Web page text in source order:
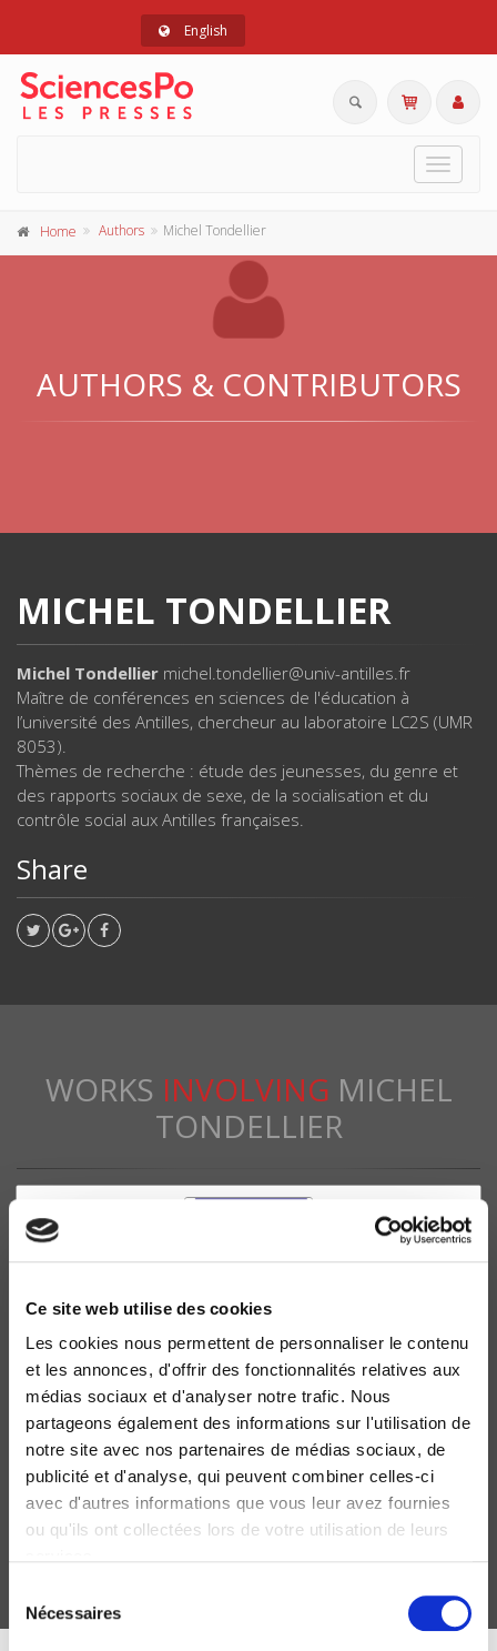
Ce site web utilise des cookies
Les cookies nous permettent de personnaliser le contenu
et les annonces, d'offrir des fonctionnalités relatives aux
médias sociaux et d'analyser notre trafic. Nous
partageons également des informations sur l'utilisation de
notre site avec nos partenaires de médias sociaux, de
publicité et d'analyse, qui peuvent combiner celles-ci
avec d'autres informations que vous leur avez fournies
ou qu'ils ont collectées lors de votre utilisation de leurs
Nécessaires
English
Toggle
Home Authors Michel Tondellier
AUTHORS & CONTRIBUTORS
MICHEL TONDELLIER
Michel Tondellier michel.tondellier@univ-antilles.fr
Maître de conférences en sciences de l'éducation à
l’université des Antilles, chercheur au laboratoire LC2S (UMR
8053).
Thèmes de recherche : étude des jeunesses, du genre et
des rapports sociaux de sexe, de la socialisation et du
contrôle social aux Antilles françaises.
Share
WORKS INVOLVING MICHEL
TONDELLIER
Agora débats-jeunesses 94, 2023-2
Jeunesses des Outre-mer
Arnaud Régnier-Loilier, Michel Tondellier